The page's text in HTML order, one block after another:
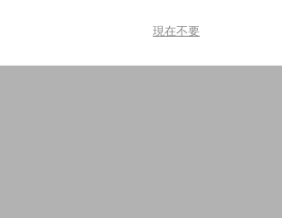
現在不要